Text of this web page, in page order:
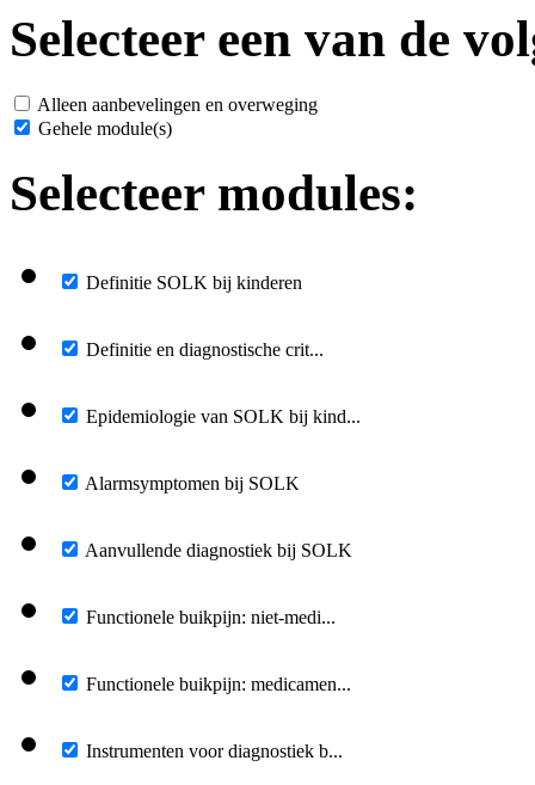
Selecteer een van de
Alleen aanbevelingen en overweging
Gehele module(s)
Selecteer modules:
Definitie SOLK bij kinderen
Definitie en diagnostische crit...
Epidemiologie van SOLK bij kind...
Alarmsymptomen bij SOLK
Aanvullende diagnostiek bij SOLK
Functionele buikpijn: niet-medi...
Functionele buikpijn: medicamen...
Instrumenten voor diagnostiek b...